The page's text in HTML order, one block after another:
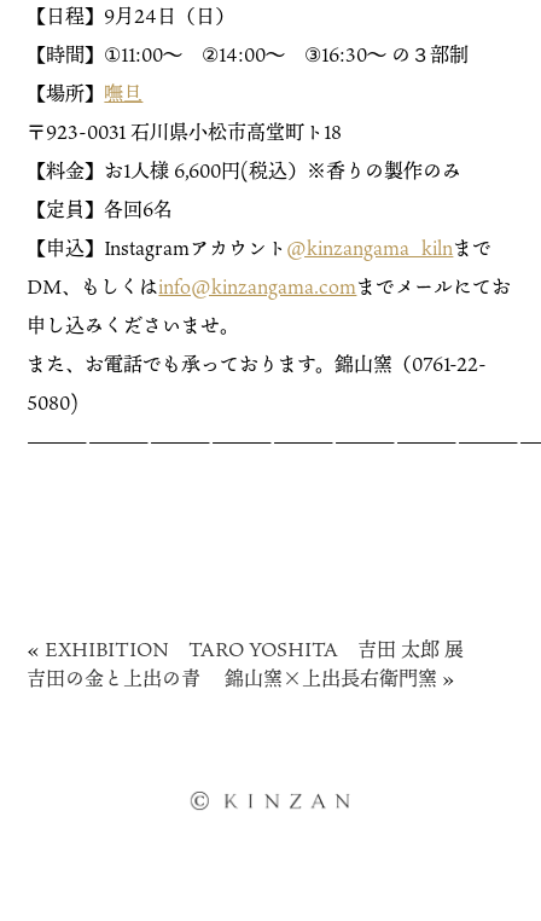
【日程】9月24日（日）
【時間】①11:00〜 ②14:00〜 ③16:30〜 の３部制
【場所】 嘸旦
〒923-0031 石川県小松市高堂町ト18
【料金】お1人様 6,600円(税込）※香りの製作のみ
【定員】各回6名
【申込】Instagramアカウント @kinzangama_kilnまで
DM、もしくはinfo@kinzangama.comまでメールにてお
申し込みくださいませ。
また、お電話でも承っております。錦山窯（0761-22-
5080)
« EXHIBITION TARO YOSHITA 吉田 太郎 展
吉田の金と上出の青 錦山窯×上出長右衛門窯 »